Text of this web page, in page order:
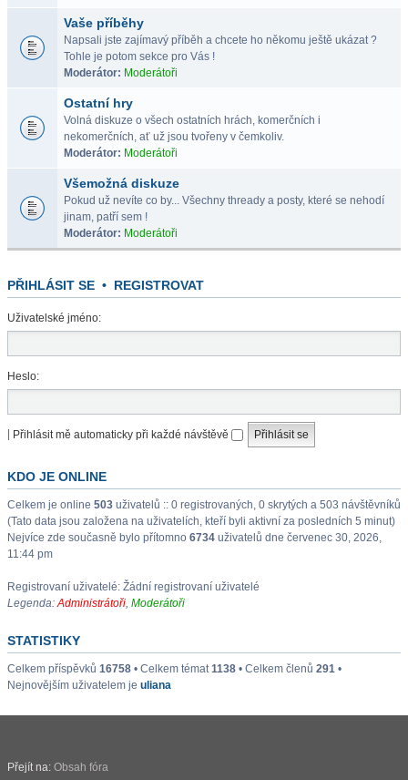
Vaše příběhy
Napsali jste zajímavý příběh a chcete ho někomu ještě ukázat ?
Tohle je potom sekce pro Vás !
Moderátor: Moderátoři
Ostatní hry
Volná diskuze o všech ostatních hrách, komerčních i
nekomerčních, ať už jsou tvořeny v čemkoliv.
Moderátor: Moderátoři
Všemožná diskuze
Pokud už nevíte co by... Všechny thready a posty, které se nehodí
jinam, patří sem !
Moderátor: Moderátoři
PŘIHLÁSIT SE • REGISTROVAT
Uživatelské jméno:
Heslo:
Přihlásit mě automaticky při každé návštěvě
KDO JE ONLINE
Celkem je online 503 uživatelů :: 0 registrovaných, 0 skrytých a 503 návštěvníků
(Tato data jsou založena na uživatelích, kteří byli aktivní za posledních 5 minut)
Nejvíce zde současně bylo přítomno 6734 uživatelů dne červenec 30, 2026,
11:44 pm
Registrovaní uživatelé: Žádní registrovaní uživatelé
Legenda:Administrátoři, Moderátoři
STATISTIKY
Celkem příspěvků 16758 • Celkem témat1138 • Celkem členů 291 •
Nejnovějším uživatelem je uliana
Přejít na: Obsah fóra